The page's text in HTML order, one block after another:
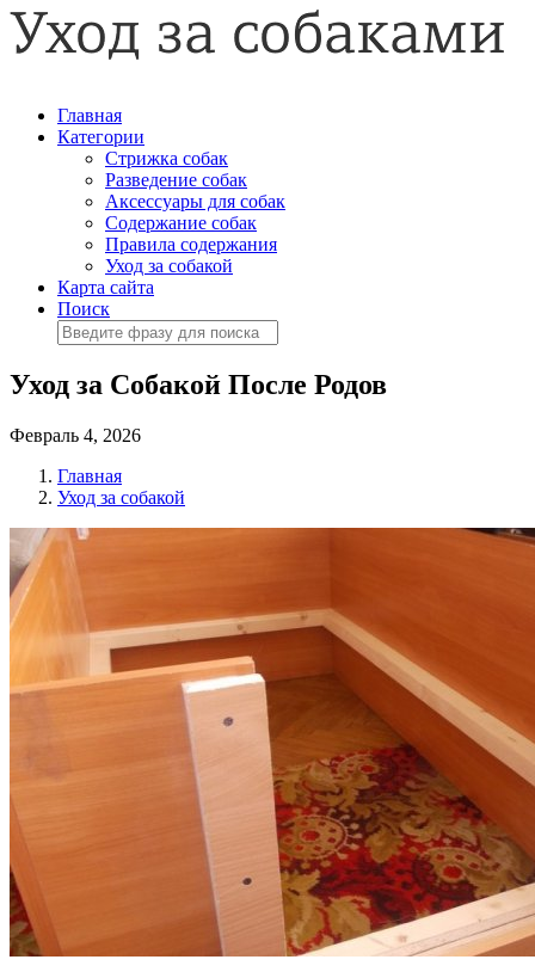
Главная
Категории
Стрижка собак
Разведение собак
Аксессуары для собак
Содержание собак
Правила содержания
Уход за собакой
Карта сайта
Поиск
Уход за Собакой После Родов
Февраль 4, 2026
Главная
Уход за собакой